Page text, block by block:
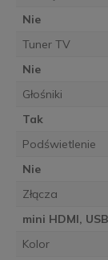
Nie
Tuner TV
Nie
Głośniki
Tak
Podświetlenie
Nie
Złącza
mini HDMI,
Kolor